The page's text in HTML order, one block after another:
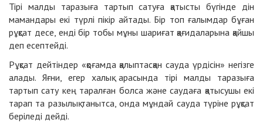
Тірі малды таразыға тартып сатуға қатысты бүгінде дін
мамандары екі түрлі пікір айтады. Бір топ ғалымдар бұған
рұқсат десе, енді бір тобы мұны шариғат қағидаларына қайшы
деп есептейді.
Рұқсат дейтіндер «қоғамда қалыптасқан сауда үрдісін» негізге
алады. Яғни, егер халық арасында тірі малды таразыға
тартып сату кең таралған болса және саудаға қатысушы екі
тарап та разылық танытса, онда мұндай сауда түріне рұқсат
беріледі дейді.